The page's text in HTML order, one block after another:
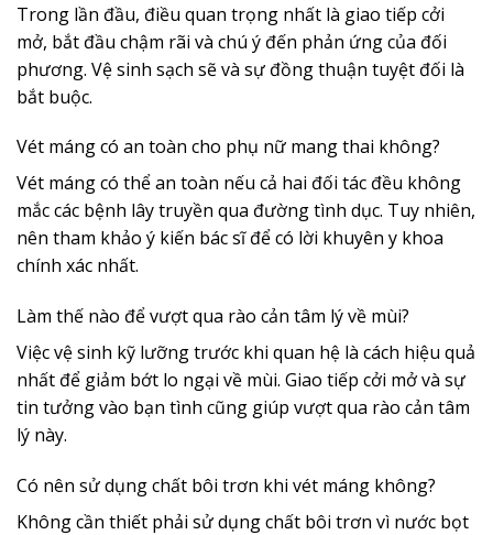
Trong lần đầu, điều quan trọng nhất là giao tiếp cởi
mở, bắt đầu chậm rãi và chú ý đến phản ứng của đối
phương. Vệ sinh sạch sẽ và sự đồng thuận tuyệt đối là
bắt buộc.
Vét máng có an toàn cho phụ nữ mang thai không?
Vét máng có thể an toàn nếu cả hai đối tác đều không
mắc các bệnh lây truyền qua đường tình dục. Tuy nhiên,
nên tham khảo ý kiến bác sĩ để có lời khuyên y khoa
chính xác nhất.
Làm thế nào để vượt qua rào cản tâm lý về mùi?
Việc vệ sinh kỹ lưỡng trước khi quan hệ là cách hiệu quả
nhất để giảm bớt lo ngại về mùi. Giao tiếp cởi mở và sự
tin tưởng vào bạn tình cũng giúp vượt qua rào cản tâm
lý này.
Có nên sử dụng chất bôi trơn khi vét máng không?
Không cần thiết phải sử dụng chất bôi trơn vì nước bọt